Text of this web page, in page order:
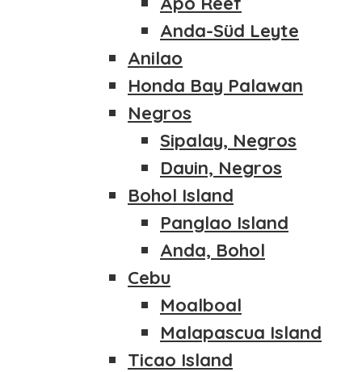
ZENTRAL ATOLLE
MAYOTTE
NOSY BE – MADAGASKAR
ÄGYPTEN
FOTOGRAFIE
PAZIFIK
FRANZÖSISCH POLYNESIEN
MEXICO
BAJA CALIFORNIA +
AZOREN
INDISCHER OZEAN
MALEDIVEN
MANTA EXPEDITION
ZENTRAL ATOLLE
MAYOTTE
NOSY BE – MADAGASKAR
ÄGYPTEN
FOTOGRAFIE
Anda-Süd Leyte
Anilao
Honda Bay Palawan
Negros
Sipalay, Negros
Dauin, Negros
Bohol Island
Panglao Island
Anda, Bohol
Cebu
Moalboal
Malapascua Island
Ticao Island